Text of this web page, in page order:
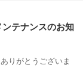
ンテナンスのお知
りがとうございま